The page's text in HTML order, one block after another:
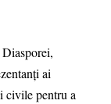
ai
civile pentru a